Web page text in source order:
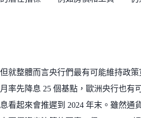
就整體而言央行們最有可能維持政策
率先降息 25 個基點，歐洲央行也有
看起來會推遲到 2024 年末。雖然通